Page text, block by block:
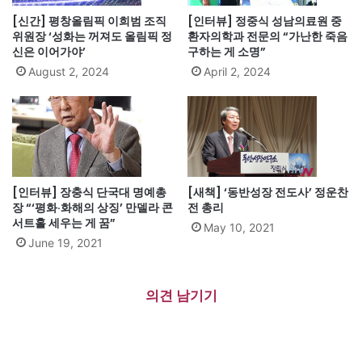
[신간] 평창올림픽 이희범 조직
위원장 ‘성화는 꺼져도 올림픽 정
신은 이어가야’
August 2, 2024
[인터뷰] 정중식 성남의료원 중
환자의학과 전문의 “가난한 죽음
구하는 게 소명”
April 2, 2024
[인터뷰] 장충식 단국대 명예총
장 “‘평화·화해의 상징’ 만델라 콘
서트홀 세우는 게 꿈”
June 19, 2021
[새책] ‘동반성장 전도사’ 정운찬
전 총리
May 10, 2021
의견 남기기